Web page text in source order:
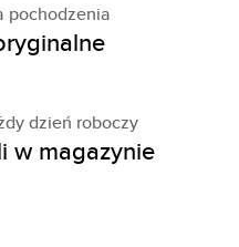
pochodzenia
dzień roboczy
w magazynie